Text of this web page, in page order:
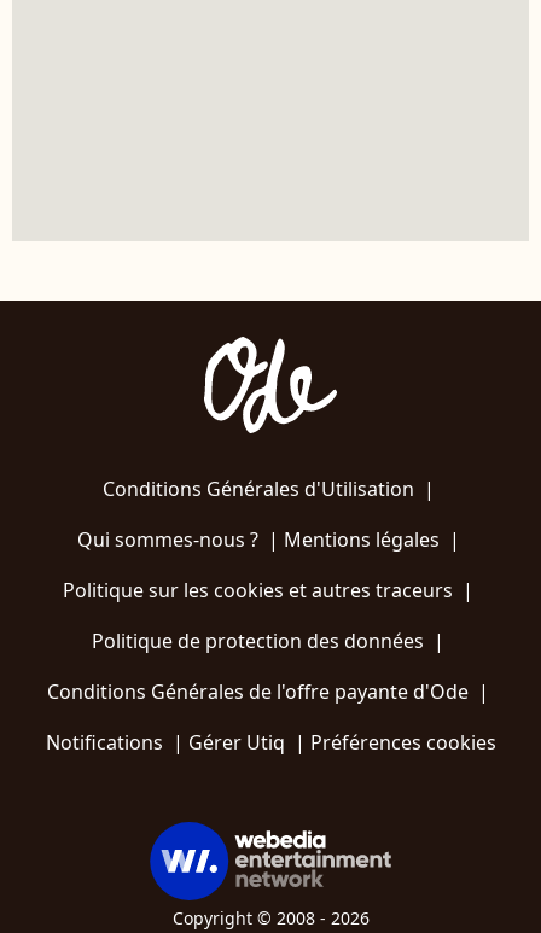
Conditions Générales d'Utilisation |
Qui sommes-nous ?| Mentions légales |
Politique sur les cookies et autres traceurs |
Politique de protection des données |
Conditions Générales de l'offre payante d'Ode |
Notifications | Gérer Utiq | Préférences cookies
Copyright © 2008 - 2026